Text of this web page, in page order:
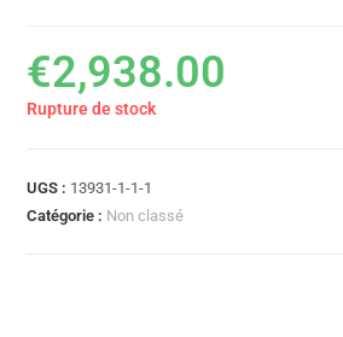
€2,938.00
Rupture de stock
UGS : 13931-1-1-1
Catégorie : Non classé